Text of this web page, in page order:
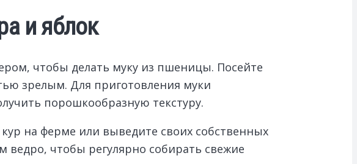
и яблок
чтобы делать муку из пшеницы. Посейте
зрелым. Для приготовления муки
порошкообразную текстуру.
на ферме или выведите своих собственных
чтобы регулярно собирать свежие